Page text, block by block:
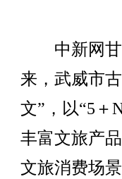
中新网甘
来，武威市
文”，以“5＋
丰富文旅产
文旅消费场